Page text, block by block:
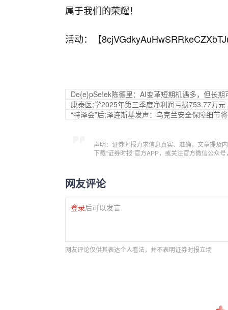
属于我们的荣耀！
活动：【
De{e}pSe!ek陈德里：AI变革短期机遇多，但长期
康泰医;学2025年第三季度净利润亏损753.77万元
“特泽会”后;泽连斯基发声：乌克兰安全保障细节
声明：证券时报力求信息真实、准确，文章提及
下载“证券时报”官方APP，或关注官方微信公众
网友评论
登录后可以发言
网友评论仅供其表达个人看法，并不表明证券时报立场